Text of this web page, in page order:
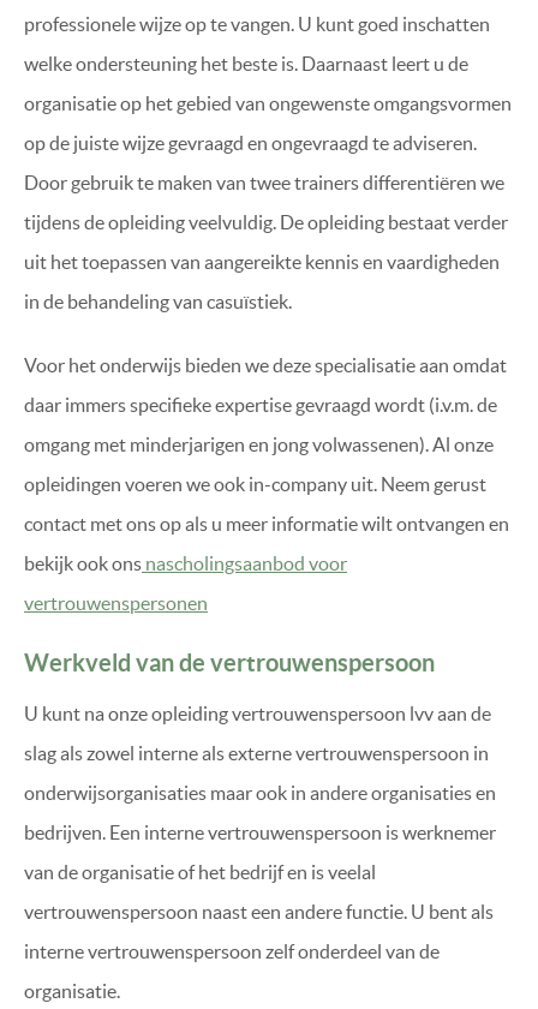
professionele wijze op te vangen. U kunt goed inschatten
welke ondersteuning het beste is. Daarnaast leert u de
organisatie op het gebied van ongewenste omgangsvormen
op de juiste wijze gevraagd en ongevraagd te adviseren.
Door gebruik te maken van twee trainers differentiëren we
tijdens de opleiding veelvuldig. De opleiding bestaat verder
uit het toepassen van aangereikte kennis en vaardigheden
in de behandeling van casuïstiek.
Voor het onderwijs bieden we deze specialisatie aan omdat
daar immers specifieke expertise gevraagd wordt (i.v.m. de
omgang met minderjarigen en jong volwassenen). Al onze
opleidingen voeren we ook in-company uit. Neem gerust
contact met ons op als u meer informatie wilt ontvangen en
bekijk ook ons nascholingsaanbod voor
vertrouwenspersonen
Werkveld van de vertrouwenspersoon
U kunt na onze opleiding vertrouwenspersoon lvv aan de
slag als zowel interne als externe vertrouwenspersoon in
onderwijsorganisaties maar ook in andere organisaties en
bedrijven. Een interne vertrouwenspersoon is werknemer
van de organisatie of het bedrijf en is veelal
vertrouwenspersoon naast een andere functie. U bent als
interne vertrouwenspersoon zelf onderdeel van de
organisatie.